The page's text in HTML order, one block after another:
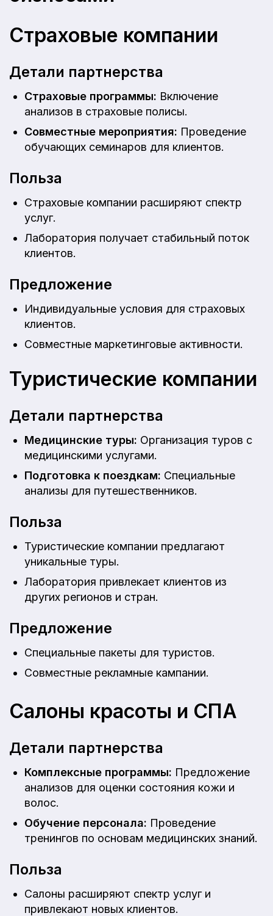
Страховые компании
Детали партнерства
Страховые программы: Включение
анализов в страховые полисы.
Совместные мероприятия: Проведение
обучающих семинаров для клиентов.
Польза
Страховые компании расширяют спектр
услуг.
Лаборатория получает стабильный поток
клиентов.
Предложение
Индивидуальные условия для страховых
клиентов.
Совместные маркетинговые активности.
Туристические компании
Детали партнерства
Медицинские туры: Организация туров с
медицинскими услугами.
Подготовка к поездкам: Специальные
анализы для путешественников.
Польза
Туристические компании предлагают
уникальные туры.
Лаборатория привлекает клиентов из
других регионов и стран.
Предложение
Специальные пакеты для туристов.
Совместные рекламные кампании.
Салоны красоты и СПА
Детали партнерства
Комплексные программы: Предложение
анализов для оценки состояния кожи и
волос.
Обучение персонала: Проведение
тренингов по основам медицинских знаний.
Польза
Салоны расширяют спектр услуг и
привлекают новых клиентов.